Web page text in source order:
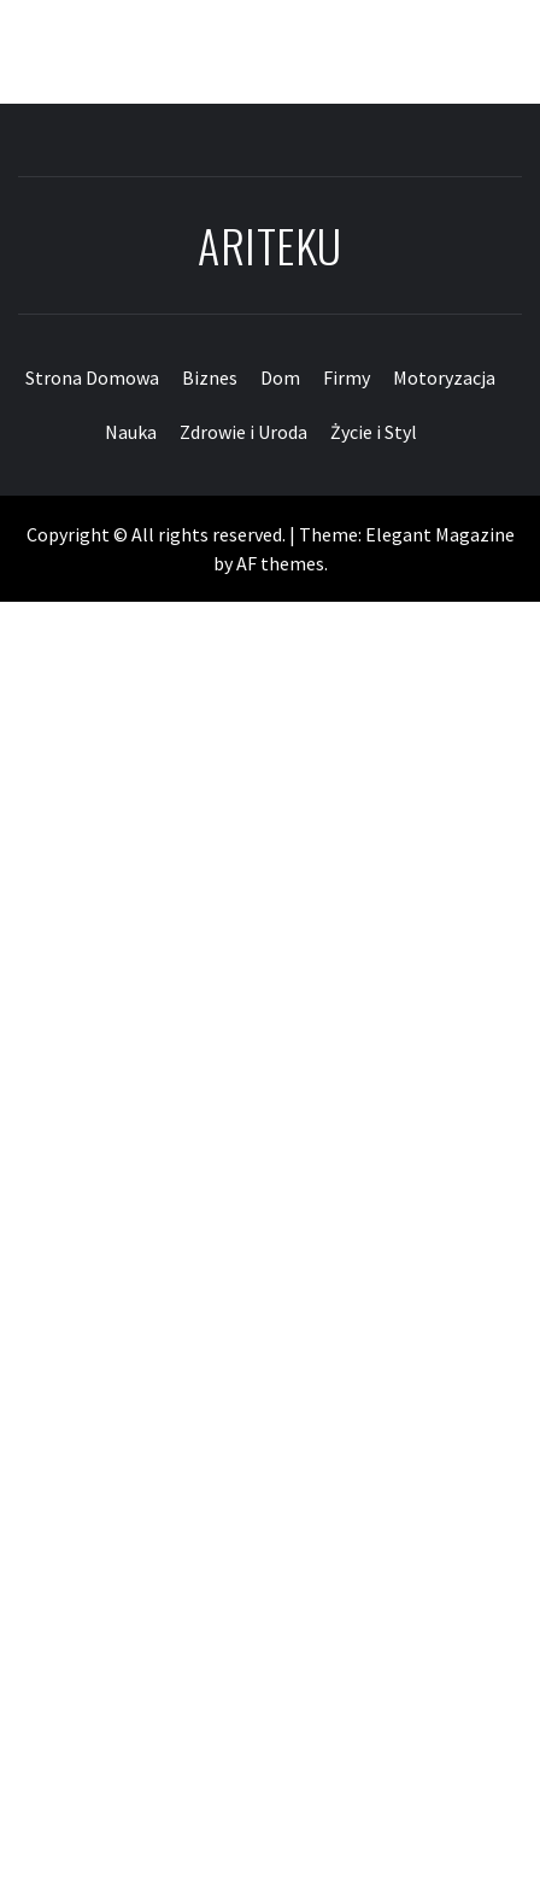
ARITEKU
Strona Domowa Biznes Dom Firmy Motoryzacja
Nauka Zdrowie i Uroda Życie i Styl
Copyright © All rights reserved. | Theme: Elegant Magazine
byAF themes.